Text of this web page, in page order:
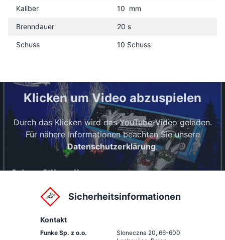
Kaliber 10 mm
Brenndauer 20 s
Schuss 10 Schuss
Klicken um Video abzuspielen
Durch das Klicken wird das YouTube-Video geladen.
Für nähere Informationen beachten Sie unsere
Datenschutzerklärung.
Sicherheitsinformationen
Kontakt
Funke Sp. z o.o. Sloneczna 20, 66-600